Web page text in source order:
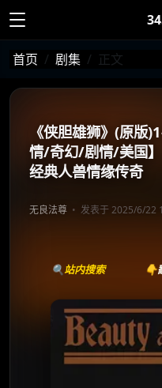
首页 剧集 正文
《侠胆雄狮》(原版
情/奇幻/剧情/美国
经典人兽情缘传奇
无良法尊 发表于 2025/6/22
🔍站内搜索 👇
⭐
⭐️ 评分